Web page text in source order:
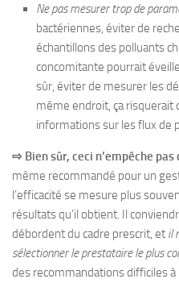
Ne pas mesurer trop de
bactériennes, éviter de
échantillons des polluants
concomitante pourrait
sûr, éviter de mesurer les
même endroit, ça risquerait
informations sur les flux de
⇨ Bien sûr, ceci n’empêche
même recommandé pour un
l’efficacité se mesure plus
résultats qu’il obtient. Il
débordent du cadre prescrit, et il
sélectionner le prestataire le plus
des recommandations difficiles